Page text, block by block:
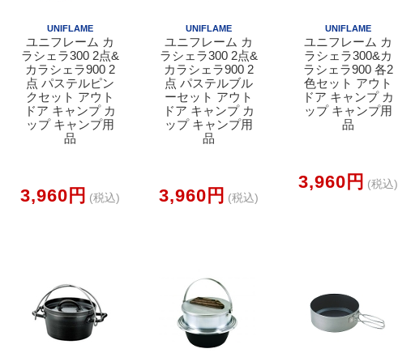
UNIFLAME
ユニフレーム カ
ラシェラ300 2点&
カラシェラ900 2
点 パステルピン
クセット アウト
ドア キャンプ カ
ップ キャンプ用
品
3,960円 (税込)
UNIFLAME
ユニフレーム カ
ラシェラ300 2点&
カラシェラ900 2
点 パステルブル
ーセット アウト
ドア キャンプ カ
ップ キャンプ用
品
3,960円 (税込)
UNIFLAME
ユニフレーム カ
ラシェラ300&カ
ラシェラ900 各2
色セット アウト
ドア キャンプ カ
ップ キャンプ用
品
3,960円 (税込)